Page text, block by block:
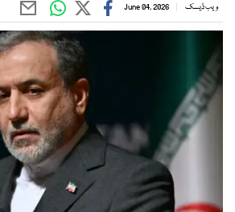
ویب ڈیسک June 04, 2026